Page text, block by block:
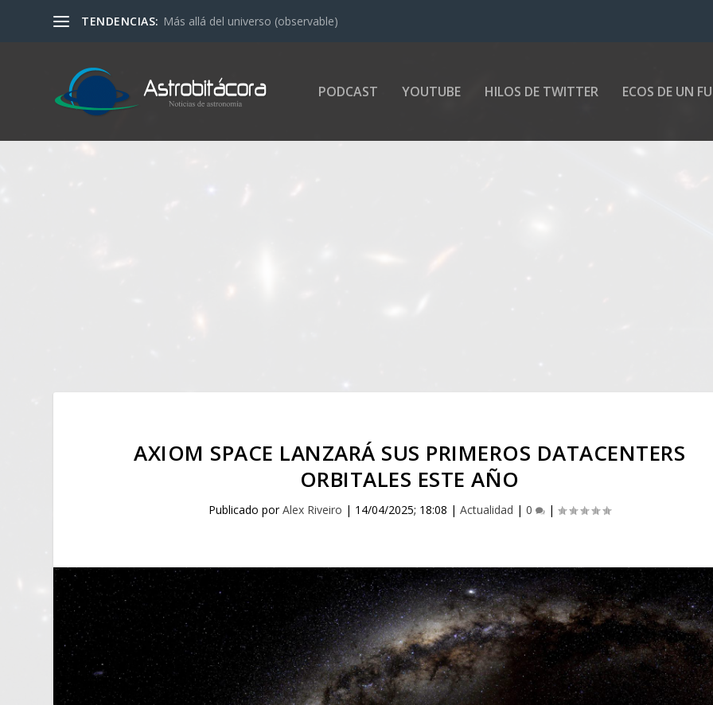
TENDENCIAS: Más allá del universo (observable)
PODCAST YOUTUBE HILOS DE TWITTER ECOS DE UN
AXIOM SPACE LANZARÁ SUS PRIMEROS DATACENTERS
ORBITALES ESTE AÑO
Publicado porAlex Riveiro | 14/04/2025; 18:08 |Actualidad |0 |